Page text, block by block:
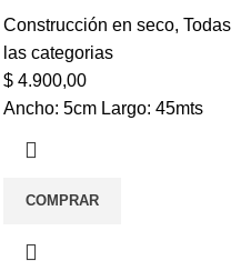
Construcción en seco, Todas
las categorias
$4.900,00
Ancho: 5cm Largo: 45mts
COMPRAR